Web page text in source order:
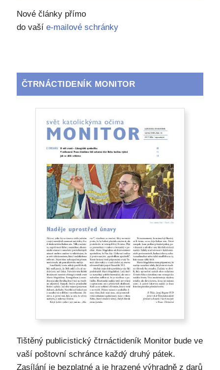
Nové články přímo
do vaší e-mailové schránky
ČTRNÁCTIDENÍK MONITOR
Tištěný publicistický čtrnáctideník Monitor bude ve
vaší poštovní schránce každý druhý pátek.
Zasílání je bezplatné a je hrazené výhradně z darů